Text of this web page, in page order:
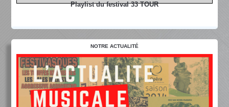
Playlist du festival 33 TOUR
NOTRE ACTUALITÉ